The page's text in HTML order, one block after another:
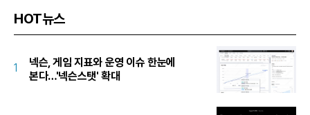
HOT뉴스
1
넥슨, 게임 지표와 운영 이슈 한눈에
본다…'넥슨스탯' 확대